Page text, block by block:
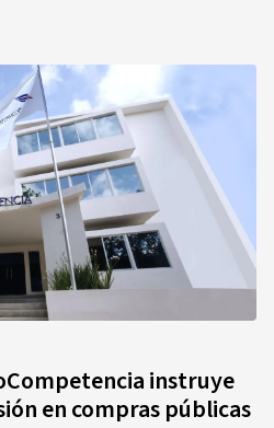
instruye
en compras públicas